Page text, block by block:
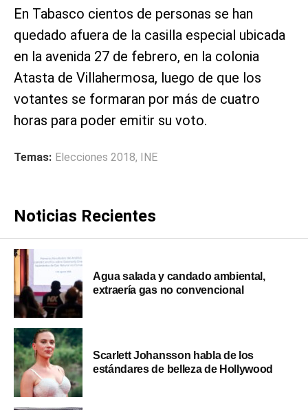
En Tabasco cientos de personas se han
quedado afuera de la casilla especial ubicada
en la avenida 27 de febrero, en la colonia
Atasta de Villahermosa, luego de que los
votantes se formaran por más de cuatro
horas para poder emitir su voto.
Temas: Elecciones 2018, INE
Noticias Recientes
Agua salada y candado ambiental,
extraería gas no convencional
Scarlett Johansson habla de los
estándares de belleza de Hollywood